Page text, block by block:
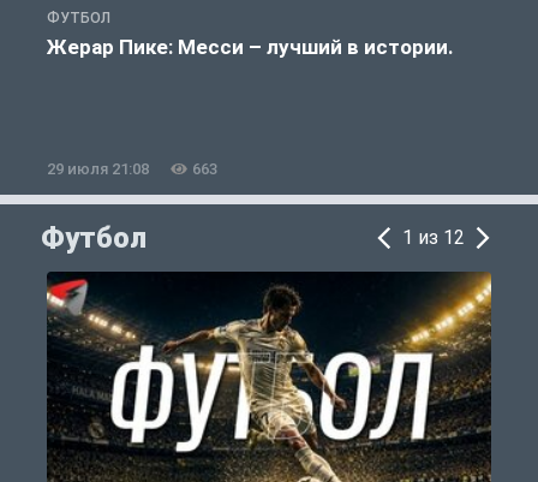
ФУТБОЛ
Жерар Пике: Месси – лучший в истории.
29 июля 21:08 663
Футбол 1 из 12